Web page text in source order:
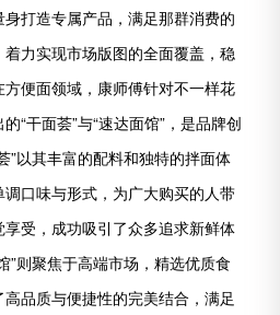
打造专属产品，满足那群消费的
力实现市场版图的全面覆盖，稳
便面领域，康师傅针对不一样花
“干面荟”与“速达面馆”，是品牌创
”以其丰富的配料和独特的拌面体
口味与形式，为广大购买的人带
受，成功吸引了众多追求新鲜体
”则聚焦于高端市场，精选优质食
品质与便捷性的完美结合，满足